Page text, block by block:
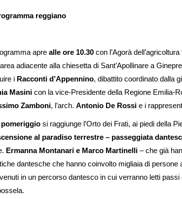
reggiano
apre alle ore 10.30 con l’Agorà
adiacente alla chiesetta di Sant’Apollinare a
i Racconti d’Appennino, dibattito coordinato dalla
Masini con la vice-Presidente della Regione Emilia-
Zamboni, l’arch. Antonio De Rossi e i
pomeriggio si raggiunge l’Orto dei Frati, ai piedi della
al paradiso terrestre – passeggiata
Ermanna Montanari e Marco Martinelli – che già
dantesche che hanno coinvolto migliaia di persone
in un percorso dantesco in cui verranno letti passi